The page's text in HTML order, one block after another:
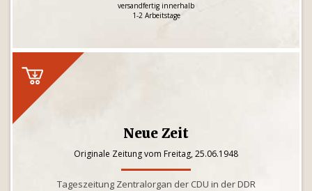
versandfertig innerhalb
1-2 Arbeitstage
Neue Zeit
Originale Zeitung vom Freitag, 25.06.1948
Tageszeitung Zentralorgan der CDU in der DDR